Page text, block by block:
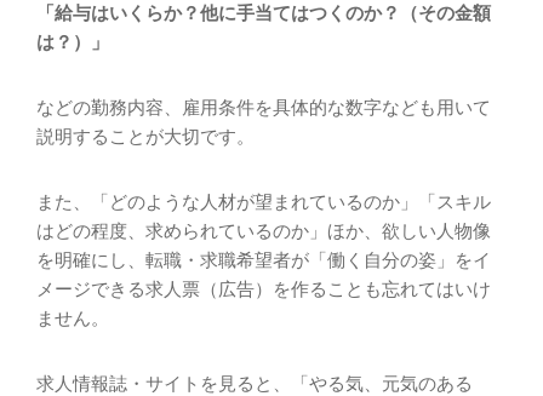
「給与はいくらか？他に手当てはつくのか？（その金額
は？）」
などの勤務内容、雇用条件を具体的な数字なども用いて
説明することが大切です。
また、「どのような人材が望まれているのか」「スキル
はどの程度、求められているのか」ほか、欲しい人物像
を明確にし、転職・求職希望者が「働く自分の姿」をイ
メージできる求人票（広告）を作ることも忘れてはいけ
ません。
求人情報誌・サイトを見ると、「やる気、元気のある